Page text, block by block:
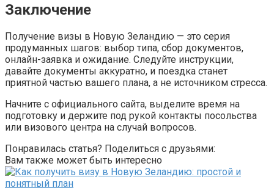
Заключение
Получение визы в Новую Зеландию — это серия
продуманных шагов: выбор типа, сбор документов,
онлайн-заявка и ожидание. Следуйте инструкции,
давайте документы аккуратно, и поездка станет
приятной частью вашего плана, а не источником стресса.
Начните с официального сайта, выделите время на
подготовку и держите под рукой контакты посольства
или визового центра на случай вопросов.
Понравилась статья? Поделиться с друзьями:
Вам также может быть интересно